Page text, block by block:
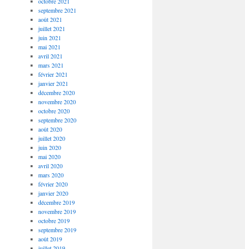
septembre 2021
août 2021
juillet 2021
juin 2021
mai 2021
avril 2021
mars 2021
février 2021
janvier 2021
décembre 2020
novembre 2020
octobre 2020
septembre 2020
août 2020
juillet 2020
juin 2020
mai 2020
avril 2020
mars 2020
février 2020
janvier 2020
décembre 2019
novembre 2019
octobre 2019
septembre 2019
août 2019